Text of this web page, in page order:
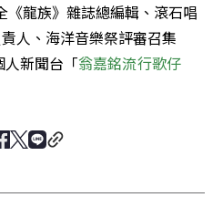
龍族》雜誌總編輯、滾石唱
人、海洋音樂祭評審召集
新聞台「翁嘉銘流行歌仔